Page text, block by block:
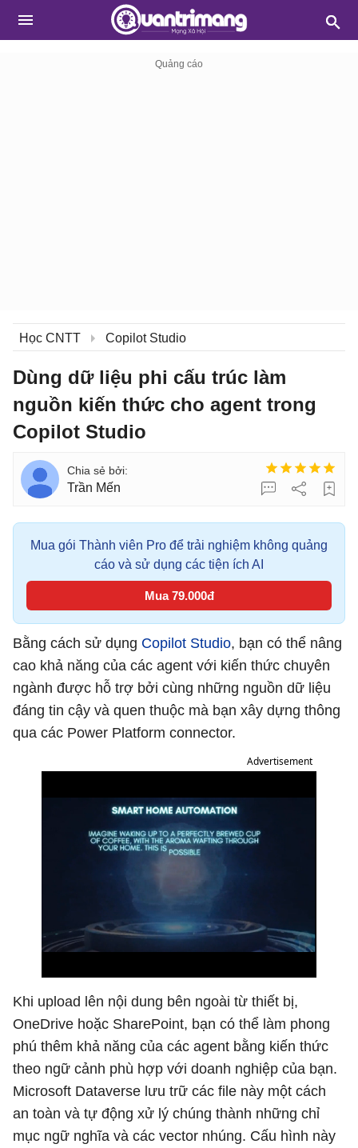
Học CNTT Copilot Studio
Dùng dữ liệu phi cấu trúc làm
nguồn kiến thức cho agent trong
Copilot Studio
Trần Mến
Mua gói Thành viên Pro để trải nghiệm không quảng
cáo và sử dụng các tiện ích AI
Mua 79.000đ
Bằng cách sử dụng Copilot Studio, bạn có thể nâng
cao khả năng của các agent với kiến ​​thức chuyên
ngành được hỗ trợ bởi cùng những nguồn dữ liệu
đáng tin cậy và quen thuộc mà bạn xây dựng thông
qua các Power Platform connector.
Advertisement
Khi upload lên nội dung bên ngoài từ thiết bị,
OneDrive hoặc SharePoint, bạn có thể làm phong
phú thêm khả năng của các agent bằng kiến ​​thức
theo ngữ cảnh phù hợp với doanh nghiệp của bạn.
Microsoft Dataverse lưu trữ các file này một cách
an toàn và tự động xử lý chúng thành những chỉ
mục ngữ nghĩa và các vector nhúng. Cấu hình này